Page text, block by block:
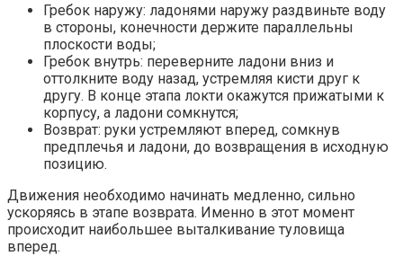
Гребок наружу: ладонями наружу раздвиньте воду
в стороны, конечности держите параллельны
плоскости воды;
Гребок внутрь: переверните ладони вниз и
оттолкните воду назад, устремляя кисти друг к
другу. В конце этапа локти окажутся прижатыми к
корпусу, а ладони сомкнутся;
Возврат: руки устремляют вперед, сомкнув
предплечья и ладони, до возвращения в исходную
позицию.
Движения необходимо начинать медленно, сильно
ускоряясь в этапе возврата. Именно в этот момент
происходит наибольшее выталкивание туловища
вперед.